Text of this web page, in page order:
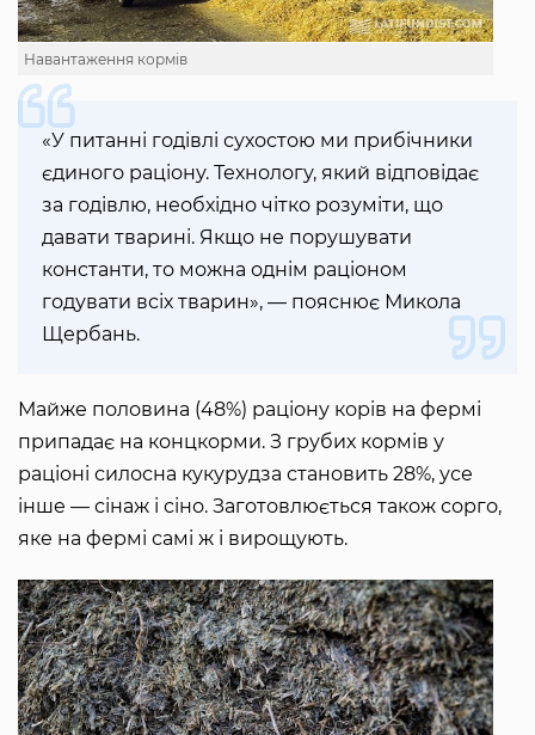
Навантаження кормів
«У питанні годівлі сухостою ми прибічники
єдиного раціону. Технологу, який відповідає
за годівлю, необхідно чітко розуміти, що
давати тварині. Якщо не порушувати
константи, то можна однім раціоном
годувати всіх тварин», — пояснює Микола
Щербань.
Майже половина (48%) раціону корів на фермі
припадає на концкорми. З грубих кормів у
раціоні силосна кукурудза становить 28%, усе
інше — сінаж і сіно. Заготовлюється також сорго,
яке на фермі самі ж і вирощують.